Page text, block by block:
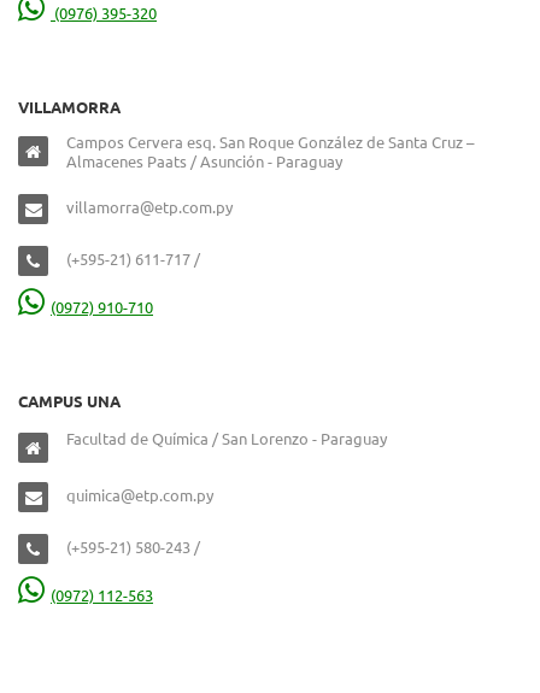
(0976) 395-320
VILLAMORRA
Campos Cervera esq. San Roque González de Santa Cruz –
Almacenes Paats / Asunción - Paraguay
villamorra@etp.com.py
(+595-21) 611-717 /
(0972) 910-710
CAMPUS UNA
Facultad de Química / San Lorenzo - Paraguay
quimica@etp.com.py
(+595-21) 580-243 /
(0972) 112-563